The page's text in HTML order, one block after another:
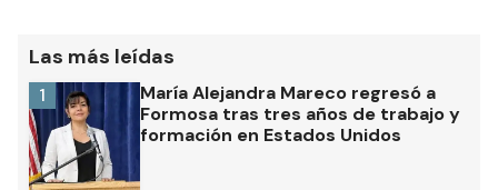
Las más leídas
María Alejandra Mareco regresó a
Formosa tras tres años de trabajo y
formación en Estados Unidos
1